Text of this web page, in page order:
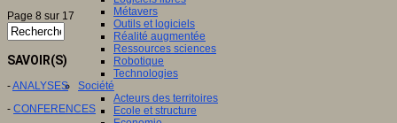
Métavers
Outils et logiciels
Réalité augmentée
Ressources sciences
Robotique
Technologies
Société
Acteurs des territoires
Ecole et structure
Page 8 sur 17
SAVOIR(S)
-ANALYSES
- CONFERENCES